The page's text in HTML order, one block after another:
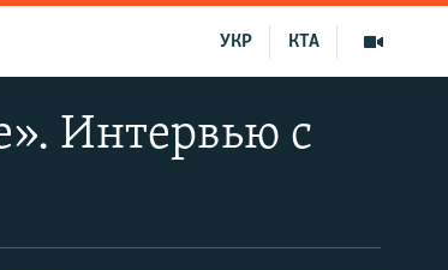
КТА
УКР
Интервью с